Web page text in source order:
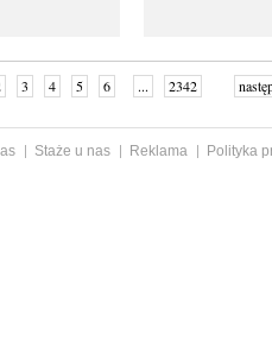
3 4 5 6 ... 2342
Staże u nas Reklama
Polityka